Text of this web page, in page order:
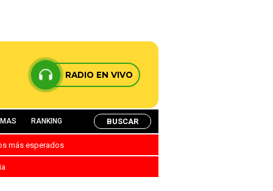
RADIO EN VIVO
RANKING BUSCAR
más esperados